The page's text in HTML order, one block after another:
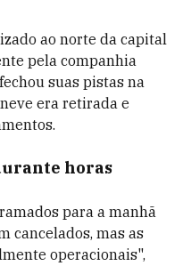
ao norte da capital
pela companhia
suas pistas na
era retirada e
horas
para a manhã
cancelados, mas as
operacionais",